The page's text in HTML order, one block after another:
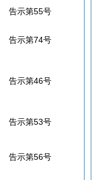
告示第55号
告示第74号
告示第46号
告示第53号
告示第56号